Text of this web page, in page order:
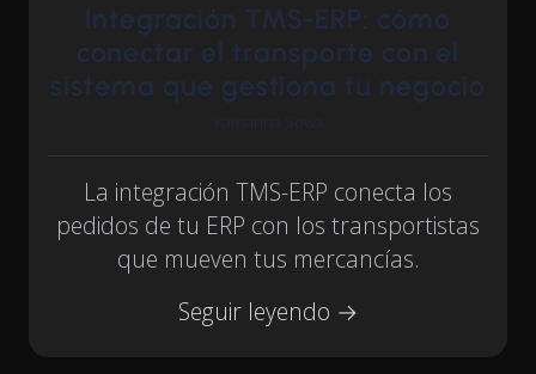
Integración TMS-ERP: cómo
conectar el transporte con el
sistema que gestiona tu negocio
Katharina Sowa
La integración TMS-ERP conecta los
pedidos de tu ERP con los transportistas
que mueven tus mercancías.
Seguir leyendo →